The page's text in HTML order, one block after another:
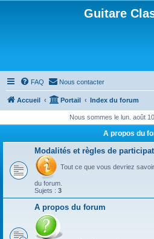
Guitare
FAQ Nous contacter
Accueil Portail Index du forum
Nous sommes le lun. août
A propos du
Modalités et règles de
Tout ce que vous devriez
du forum.
Sujets : 3
A propos du forum